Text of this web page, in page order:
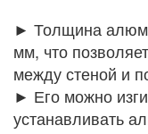
► Толщина
мм, что
между стеной и
► Его можно
устанавливать